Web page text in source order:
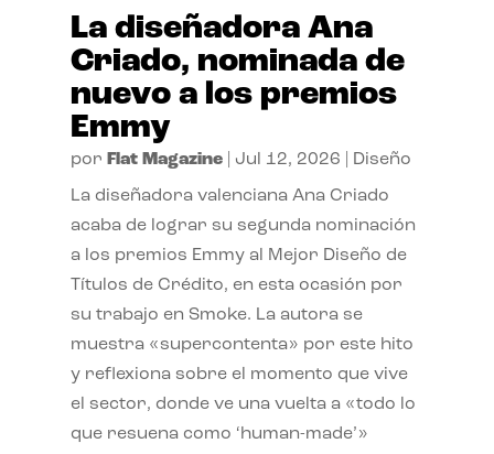
La diseñadora Ana
Criado, nominada de
nuevo a los premios
Emmy
por Flat Magazine| Jul 12, 2026 Diseño
La diseñadora valenciana Ana Criado
acaba de lograr su segunda nominación
a los premios Emmy al Mejor Diseño de
Títulos de Crédito, en esta ocasión por
su trabajo en Smoke. La autora se
muestra «supercontenta» por este hito
y reflexiona sobre el momento que vive
el sector, donde ve una vuelta a «todo lo
que resuena como ‘human-made’»